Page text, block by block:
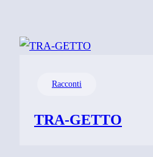
Racconti
TRA-GETTO